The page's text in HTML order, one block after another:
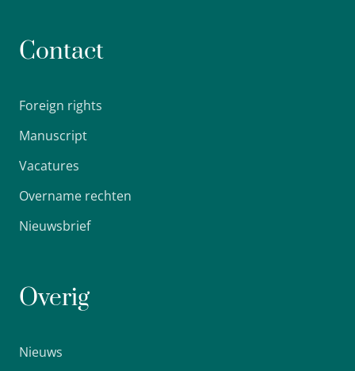
Contact
Foreign rights
Manuscript
Vacatures
Overname rechten
Nieuwsbrief
Overig
Nieuws